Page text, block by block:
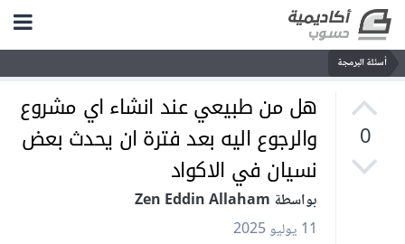
أسئلة البرمجة
0
هل من طبيعي عند انشاء اي مشروع
والرجوع اليه بعد فترة ان يحدث بعض
نسيان في الاكواد
بواسطة Zen Eddin Allaham
11 يوليو 2025